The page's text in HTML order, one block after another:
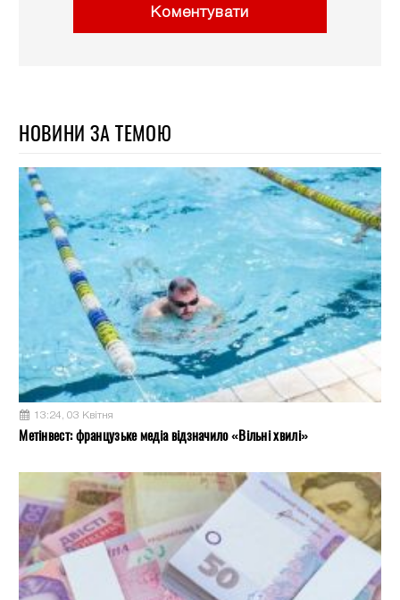
Коментувати
НОВИНИ ЗА ТЕМОЮ
13:24, 03 Квітня
Метінвест: французьке медіа відзначило «Вільні хвилі»